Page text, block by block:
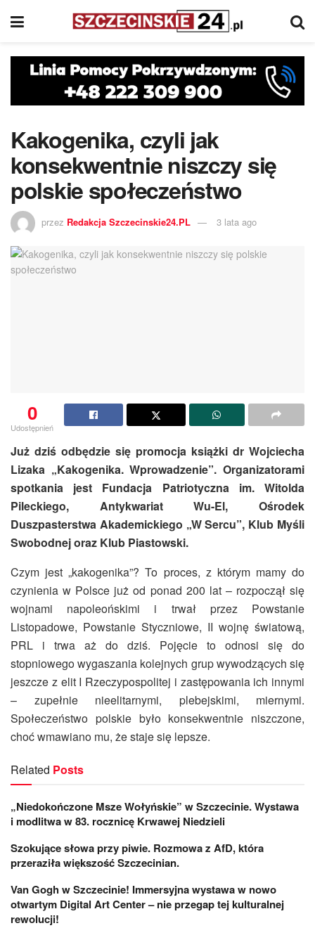
Kakogenika, czyli jak
konsekwentnie niszczy się
polskie społeczeństwo
przez Redakcja Szczecinskie24.PL 3 lata ago
0
Udostępnień
Już dziś odbędzie się promocja książki dr Wojciecha
Lizaka „Kakogenika. Wprowadzenie”. Organizatorami
spotkania jest Fundacja Patriotyczna im. Witolda
Pileckiego, Antykwariat Wu-El, Ośrodek
Duszpasterstwa Akademickiego „W Sercu”, Klub Myśli
Swobodnej oraz Klub Piastowski.
Czym jest „kakogenika”? To proces, z którym mamy do
czynienia w Polsce już od ponad 200 lat – rozpoczął się
wojnami napoleońskimi i trwał przez Powstanie
Listopadowe, Powstanie Styczniowe, II wojnę światową,
PRL i trwa aż do dziś. Pojęcie to odnosi się do
stopniowego wygaszania kolejnych grup wywodzących się
jeszcze z elit I Rzeczypospolitej i zastępowania ich innymi
– zupełnie nieelitarnymi, plebejskimi, miernymi.
Społeczeństwo polskie było konsekwentnie niszczone,
choć wmawiano mu, że staje się lepsze.
Related Posts
„Niedokończone Msze Wołyńskie” w Szczecinie. Wystawa
i modlitwa w 83. rocznicę Krwawej Niedzieli
Szokujące słowa przy piwie. Rozmowa z AfD, która
przeraziła większość Szczecinian.
Van Gogh w Szczecinie! Immersyjna wystawa w nowo
otwartym Digital Art Center – nie przegap tej kulturalnej
rewolucji!